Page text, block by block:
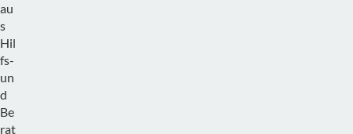
au
s
Hil
fs-
un
d
Be
rat